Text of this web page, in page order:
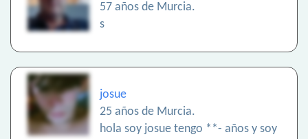
57 años de Murcia.
s
josue
25 años de Murcia.
hola soy josue tengo **- años y soy